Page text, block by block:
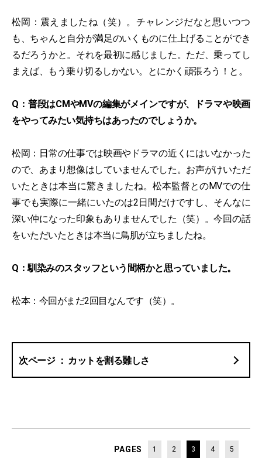
松岡：震えましたね（笑）。チャレンジだなと思いつつ
も、ちゃんと自分が満足のいくものに仕上げることができ
るだろうかと。それを最初に感じました。ただ、乗ってし
まえば、もう乗り切るしかない。とにかく頑張ろう！と。
Q：普段はCMやMVの編集がメインですが、ドラマや映画
をやってみたい気持ちはあったのでしょうか。
松岡：日常の仕事では映画やドラマの近くにはいなかった
ので、あまり想像はしていませんでした。お声がけいただ
いたときは本当に驚きましたね。松本監督とのMVでの仕
事でも実際に一緒にいたのは2日間だけですし、そんなに
深い仲になった印象もありませんでした（笑）。今回の話
をいただいたときは本当に鳥肌が立ちましたね。
Q：馴染みのスタッフという間柄かと思っていました。
松本：今回がまだ2回目なんです（笑）。
カットを割る難しさ
PAGES 1 2 3 4 5